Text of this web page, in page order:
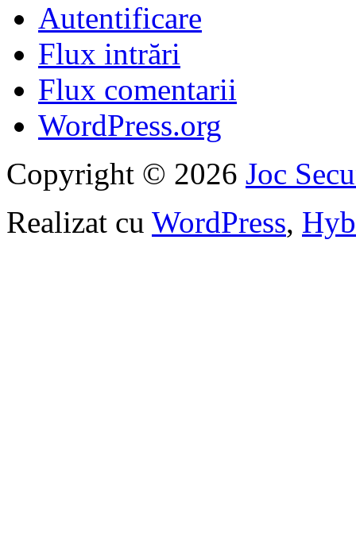
Autentificare
Flux intrări
Flux comentarii
WordPress.org
Copyright © 2026 Joc
Realizat cu WordPress,